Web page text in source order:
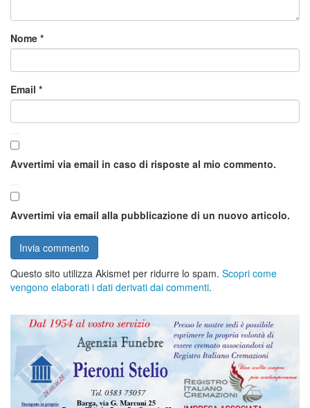
Nome *
Email *
Avvertimi via email in caso di risposte al mio commento.
Avvertimi via email alla pubblicazione di un nuovo articolo.
Questo sito utilizza Akismet per ridurre lo spam. Scopri come
vengono elaborati i dati derivati dai commenti.